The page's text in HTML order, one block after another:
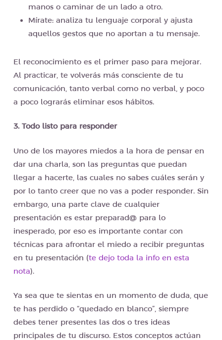
manos o caminar de un lado a otro.
Mírate: analiza tu lenguaje corporal y ajusta
aquellos gestos que no aportan a tu mensaje.
El reconocimiento es el primer paso para mejorar.
Al practicar, te volverás más consciente de tu
comunicación, tanto verbal como no verbal, y poco
a poco lograrás eliminar esos hábitos.
3. Todo listo para responder
Uno de los mayores miedos a la hora de pensar en
dar una charla, son las preguntas que puedan
llegar a hacerte, las cuales no sabes cuáles serán y
por lo tanto creer que no vas a poder responder. Sin
embargo, una parte clave de cualquier
presentación es estar preparad@ para lo
inesperado, por eso es importante contar con
técnicas para afrontar el miedo a recibir preguntas
en tu presentación (te dejo toda la info en esta
nota).
Ya sea que te sientas en un momento de duda, que
te has perdido o “quedado en blanco”, siempre
debes tener presentes las dos o tres ideas
principales de tu discurso. Estos conceptos actúan